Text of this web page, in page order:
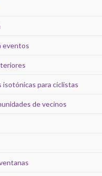
eventos
isotónicas para ciclistas
de vecinos